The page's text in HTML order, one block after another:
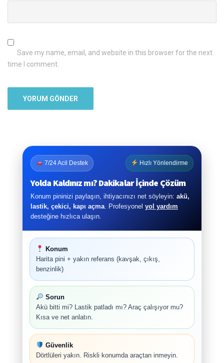
Save my name, email, and website in this browser for the next
time I comment.
7/24 Acil Destek Hızlı Yönlendirme
Yolda Kaldınız mı? Dakikalar İçinde Çözüm
Konum pininizi paylaşın, ihtiyacınızı net söyleyin: akü,
lastik, çekici, kapı açma . Profesyonel yol yardım
desteğine hızlıca ulaşın.
Konum
Harita pini + yakın referans (kavşak, çıkış,
benzinlik)
Sorun
Akü bitti mi? Lastik patladı mı? Araç çalışıyor mu?
Kısa ve net anlatın.
Güvenlik
Dörtlüleri yakın. Riskli konumda araçtan inmeyin.